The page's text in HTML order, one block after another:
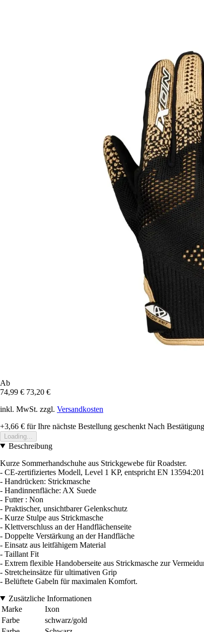
Ab
74,99 € 73,20 €
inkl. MwSt. zzgl. Versandkosten
+3,66 € für Ihre nächste Bestellung geschenkt Nach
Loading...
Beschreibung
Kurze Sommerhandschuhe aus Strickgewebe für Roadster.
- CE-zertifiziertes Modell, Level 1 KP, entspricht EN
- Handrücken: Strickmasche
- Handinnenfläche: AX Suede
- Futter : Non
- Praktischer, unsichtbarer Gelenkschutz
- Kurze Stulpe aus Strickmasche
- Klettverschluss an der Handflächenseite
- Doppelte Verstärkung an der Handfläche
- Einsatz aus leitfähigem Material
- Taillant Fit
- Extrem flexible Handoberseite aus Strickmasche zur
- Stretcheinsätze für ultimativen Grip
- Belüftete Gabeln für maximalen Komfort.
Zusätzliche Informationen
Marke
Ixon
Farbe
schwarz/gold